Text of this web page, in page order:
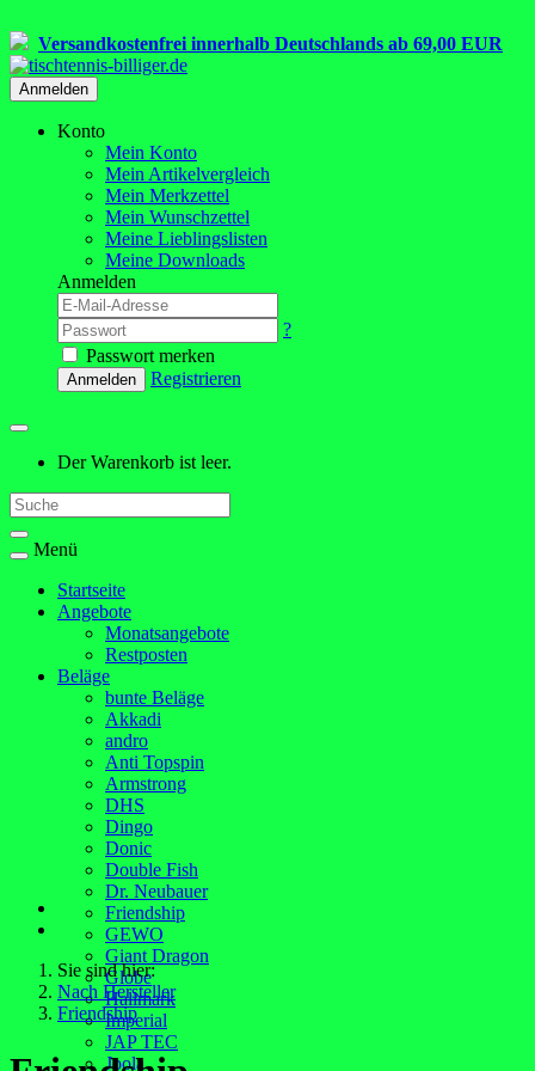
Versandkostenfrei innerhalb Deutschlands ab 69,00 EUR
Anmelden
Konto
Mein Konto
Mein Artikelvergleich
Mein Merkzettel
Mein Wunschzettel
Meine Lieblingslisten
Meine Downloads
Anmelden
?
Passwort merken
Anmelden Registrieren
Der Warenkorb ist leer.
Menü
Startseite
Angebote
Monatsangebote
Restposten
Beläge
bunte Beläge
Akkadi
andro
Anti Topspin
Armstrong
DHS
Dingo
Donic
Double Fish
Dr. Neubauer
Friendship
GEWO
Giant Dragon
Globe
Hallmark
Imperial
JAP TEC
Joola
Sie sind hier:
Nach Hersteller
Friendship